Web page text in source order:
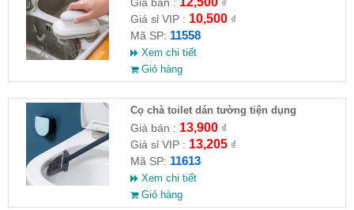
Giá bán :
₫
Giá sỉ VIP : 10,500₫
Mã SP: 11558
Xem chi tiết
Giỏ hàng
Cọ chà toilet dán tường tiện dụng
Giá bán : 13,900₫
Giá sỉ VIP : 13,205₫
Mã SP: 11613
Xem chi tiết
Giỏ hàng